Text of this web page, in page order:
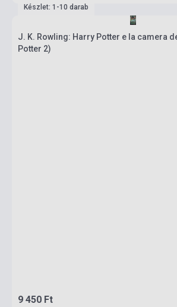
Készlet: 1-10 darab
J. K. Rowling: Harry Potter e la camera
Potter 2)
9 450 Ft